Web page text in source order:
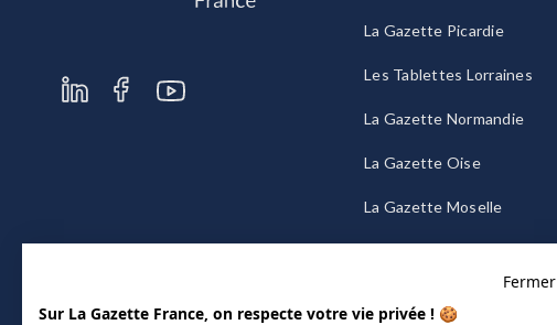
La Gazette Picardie
Les Tablettes Lorraines
La Gazette Normandie
La Gazette Oise
La Gazette Moselle
Fermer
Sur La Gazette France, on respecte votre vie privée ! 🍪